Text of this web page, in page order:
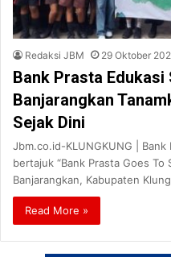
Redaksi JBM 29 Oktober
Bank Prasta Edukasi
Banjarangkan
Sejak Dini
Jbm.co.id-KLUNGKUNG |
bertajuk “Bank Prasta Goes To
Banjarangkan, Kabupaten
Read More »